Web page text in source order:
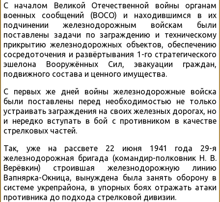
С началом Великой Отечественной войны органам
военных сообщений (ВОСО) и находившимся в их
подчинении железнодорожным войскам были
поставлены задачи по заграждению и техническому
прикрытию железнодорожных объектов, обеспечению
сосредоточения и развёртывания 1-го стратегического
эшелона Вооружённых Сил, эвакуации граждан,
подвижного состава и ценного имущества.
С первых же дней войны железнодорожные войска
были поставлены перед необходимостью не только
устраивать заграждения на своих железных дорогах, но
и нередко вступать в бой с противником в качестве
стрелковых частей.
Так, уже на рассвете 22 июня 1941 года 29-я
железнодорожная бригада (командир-полковник Н. В.
Верёвкин) строившая железнодорожную линию
Вапнярка-Окница, вынуждена была занять оборону в
системе укрепрайона, в упорных боях отражать атаки
противника до подхода стрелковой дивизии.